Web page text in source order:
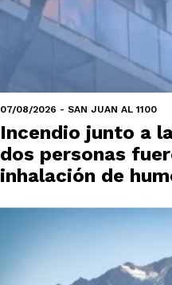
07/08/2026 - SAN JUAN AL 1100
Incendio junto a
dos personas
inhalación de